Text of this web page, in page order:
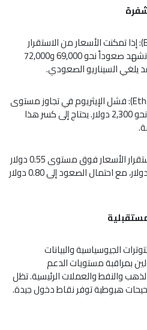
1. البيتكوين (Bitcoin – BTC/USD): إذا تمكنت الأسعار من الاستقرار
فوق مستوى 65,000 دولار، قد نشهد صعوداً نحو 69,000 و72,000
يلغي السيناريو الصعودي.
2. الإيثريوم (Ethereum – ETH/USD): فشل الإيثريوم في تجاوز مستوى
2,700 دولار قد يؤدي إلى هبوط نحو 2,300 دولار. يحتاج إلى كسر هذا
3. الريبل (Ripple – XRP/USD): استقرار الأسعار فوق مستوى 0.55 دولار
يعزز الاتجاه الصعودي نحو 0.65 دولار، مع احتمال الصعود إلى 0.80 دولار
الجيوسياسية والبيانات
بمراقبة مستويات الدعم
والنفط والعملات الرئيسية. تظل
هبوطية توفر نقاط دخول جيدة.